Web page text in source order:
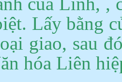
Lấy bằng
giao, sau
hóa Liên